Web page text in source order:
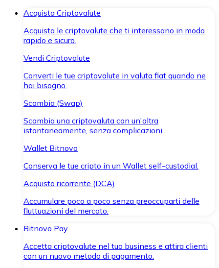
Acquista Criptovalute
Acquista le criptovalute che ti interessano in modo
rapido e sicuro.
Vendi Criptovalute
Converti le tue criptovalute in valuta fiat quando ne
hai bisogno.
Scambia (Swap)
Scambia una criptovaluta con un'altra
istantaneamente, senza complicazioni.
Wallet Bitnovo
Conserva le tue cripto in un Wallet self-custodial.
Acquisto ricorrente (DCA)
Accumulare poco a poco senza preoccuparti delle
fluttuazioni del mercato.
Bitnovo Pay
Accetta criptovalute nel tuo business e attira clienti
con un nuovo metodo di pagamento.